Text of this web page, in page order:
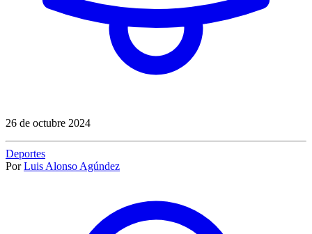
26 de octubre 2024
Deportes
Por Luis Alonso Agúndez